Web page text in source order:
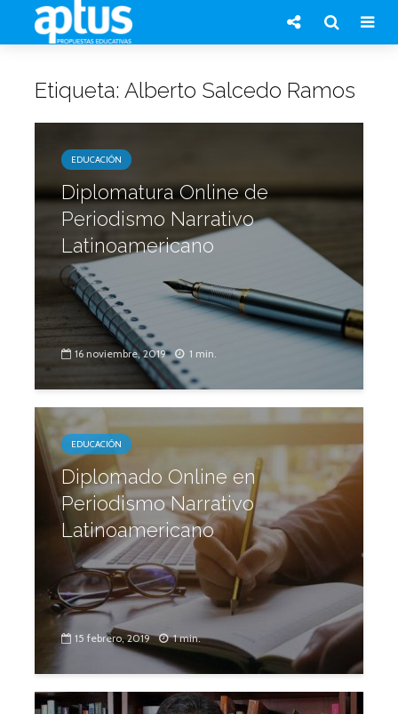
Etiqueta: Alberto Salcedo Ramos
EDUCACIÓN
Diplomatura Online de
Periodismo Narrativo
Latinoamericano
16 noviembre, 2019 1 min.
EDUCACIÓN
Diplomado Online en
Periodismo Narrativo
Latinoamericano
15 febrero, 2019 1 min.